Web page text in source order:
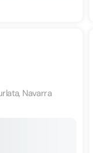
Navarra